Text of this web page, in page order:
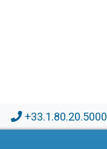
+33.1.80.20.5000